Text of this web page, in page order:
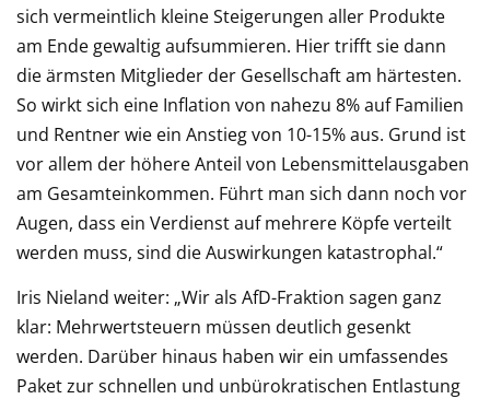
sich vermeintlich kleine Steigerungen aller Produkte
am Ende gewaltig aufsummieren. Hier trifft sie dann
die ärmsten Mitglieder der Gesellschaft am härtesten.
So wirkt sich eine Inflation von nahezu 8% auf Familien
und Rentner wie ein Anstieg von 10-15% aus. Grund ist
vor allem der höhere Anteil von Lebensmittelausgaben
am Gesamteinkommen. Führt man sich dann noch vor
Augen, dass ein Verdienst auf mehrere Köpfe verteilt
werden muss, sind die Auswirkungen katastrophal.“
Iris Nieland weiter: „Wir als AfD-Fraktion sagen ganz
klar: Mehrwertsteuern müssen deutlich gesenkt
werden. Darüber hinaus haben wir ein umfassendes
Paket zur schnellen und unbürokratischen Entlastung